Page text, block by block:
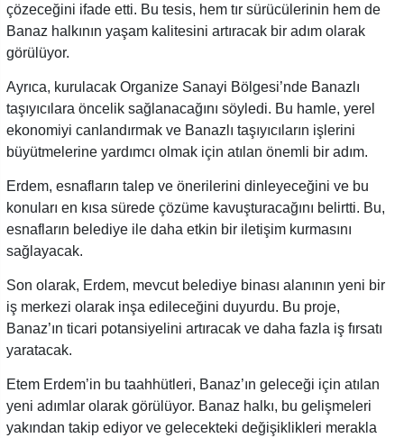
çözeceğini ifade etti. Bu tesis, hem tır sürücülerinin hem de
Banaz halkının yaşam kalitesini artıracak bir adım olarak
görülüyor.
Ayrıca, kurulacak Organize Sanayi Bölgesi’nde Banazlı
taşıyıcılara öncelik sağlanacağını söyledi. Bu hamle, yerel
ekonomiyi canlandırmak ve Banazlı taşıyıcıların işlerini
büyütmelerine yardımcı olmak için atılan önemli bir adım.
Erdem, esnafların talep ve önerilerini dinleyeceğini ve bu
konuları en kısa sürede çözüme kavuşturacağını belirtti. Bu,
esnafların belediye ile daha etkin bir iletişim kurmasını
sağlayacak.
Son olarak, Erdem, mevcut belediye binası alanının yeni bir
iş merkezi olarak inşa edileceğini duyurdu. Bu proje,
Banaz’ın ticari potansiyelini artıracak ve daha fazla iş fırsatı
yaratacak.
Etem Erdem’in bu taahhütleri, Banaz’ın geleceği için atılan
yeni adımlar olarak görülüyor. Banaz halkı, bu gelişmeleri
yakından takip ediyor ve gelecekteki değişiklikleri merakla